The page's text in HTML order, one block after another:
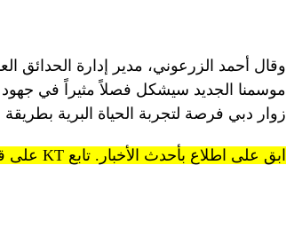
وقال أحمد الزرعوني، مدير إدارة الحدائق
موسمنا الجديد سيشكل فصلاً مثيراً في
زوار دبي فرصة لتجربة الحياة البرية
ابق على اطلاع بأحدث الأخبار. تابع KT على قنوات WhatsApp.